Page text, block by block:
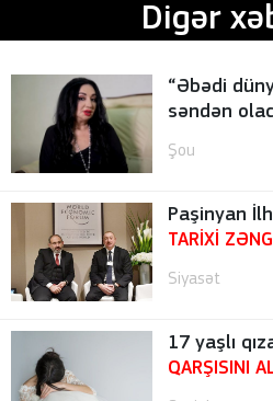
Digər
“Əbədi
səndən
Şou
Paşinyan
TARİXİ ZƏNG
Siyasət
17 yaşlı
QARŞISINI